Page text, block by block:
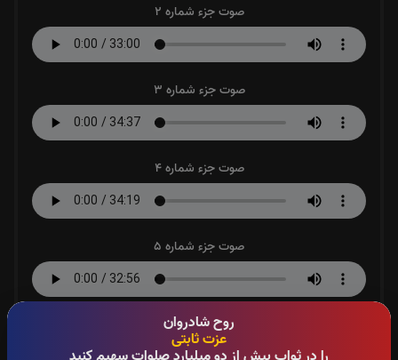
روح شادروان
عزت ثابتی
صوت جزء شماره 2
صوت جزء شماره 3
صوت جزء شماره 4
صوت جزء شماره 5
صوت جزء شماره 6